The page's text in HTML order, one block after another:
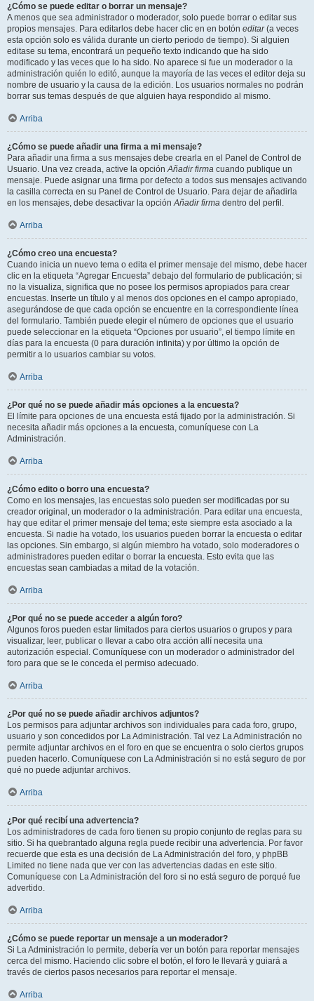
¿Cómo se puede editar o borrar un mensaje?
A menos que sea administrador o moderador, solo puede borrar o editar sus
propios mensajes. Para editarlos debe hacer clic en en botón editar(a veces
esta opción solo es válida durante un cierto periodo de tiempo). Si alguien
editase su tema, encontrará un pequeño texto indicando que ha sido
modificado y las veces que lo ha sido. No aparece si fue un moderador o la
administración quién lo editó, aunque la mayoría de las veces el editor deja su
nombre de usuario y la causa de la edición. Los usuarios normales no podrán
borrar sus temas después de que alguien haya respondido al mismo.
Arriba
¿Cómo se puede añadir una firma a mi mensaje?
Para añadir una firma a sus mensajes debe crearla en el Panel de Control de
Usuario. Una vez creada, active la opciónAñadir firma cuando publique un
mensaje. Puede asignar una firma por defecto a todos sus mensajes activando
la casilla correcta en su Panel de Control de Usuario. Para dejar de añadirla
en los mensajes, debe desactivar la opciónAñadir firma dentro del perfil.
Arriba
¿Cómo creo una encuesta?
Cuando inicia un nuevo tema o edita el primer mensaje del mismo, debe hacer
clic en la etiqueta “Agregar Encuesta” debajo del formulario de publicación; si
no la visualiza, significa que no posee los permisos apropiados para crear
encuestas. Inserte un título y al menos dos opciones en el campo apropiado,
asegurándose de que cada opción se encuentre en la correspondiente línea
del formulario. También puede elegir el número de opciones que el usuario
puede seleccionar en la etiqueta “Opciones por usuario”, el tiempo límite en
días para la encuesta (0 para duración infinita) y por último la opción de
permitir a lo usuarios cambiar su votos.
Arriba
¿Por qué no se puede añadir más opciones a la encuesta?
El límite para opciones de una encuesta está fijado por la administración. Si
necesita añadir más opciones a la encuesta, comuníquese con La
Administración.
Arriba
¿Cómo edito o borro una encuesta?
Como en los mensajes, las encuestas solo pueden ser modificadas por su
creador original, un moderador o la administración. Para editar una encuesta,
hay que editar el primer mensaje del tema; este siempre esta asociado a la
encuesta. Si nadie ha votado, los usuarios pueden borrar la encuesta o editar
las opciones. Sin embargo, si algún miembro ha votado, solo moderadores o
administradores pueden editar o borrar la encuesta. Esto evita que las
encuestas sean cambiadas a mitad de la votación.
Arriba
¿Por qué no se puede acceder a algún foro?
Algunos foros pueden estar limitados para ciertos usuarios o grupos y para
visualizar, leer, publicar o llevar a cabo otra acción allí necesita una
autorización especial. Comuníquese con un moderador o administrador del
foro para que se le conceda el permiso adecuado.
Arriba
¿Por qué no se puede añadir archivos adjuntos?
Los permisos para adjuntar archivos son individuales para cada foro, grupo,
usuario y son concedidos por La Administración. Tal vez La Administración no
permite adjuntar archivos en el foro en que se encuentra o solo ciertos grupos
pueden hacerlo. Comuníquese con La Administración si no está seguro de por
qué no puede adjuntar archivos.
Arriba
¿Por qué recibí una advertencia?
Los administradores de cada foro tienen su propio conjunto de reglas para su
sitio. Si ha quebrantado alguna regla puede recibir una advertencia. Por favor
recuerde que esta es una decisión de La Administración del foro, y phpBB
Limited no tiene nada que ver con las advertencias dadas en este sitio.
Comuníquese con La Administración del foro si no está seguro de porqué fue
advertido.
Arriba
¿Cómo se puede reportar un mensaje a un moderador?
Si La Administración lo permite, debería ver un botón para reportar mensajes
cerca del mismo. Haciendo clic sobre el botón, el foro le llevará y guiará a
través de ciertos pasos necesarios para reportar el mensaje.
Arriba